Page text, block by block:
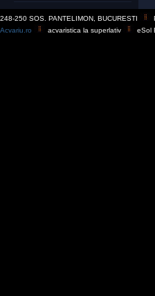
248-250 SOS. PANTELIMON, BUCURESTI
Acvariu.ro
acvaristica la superlativ eSol